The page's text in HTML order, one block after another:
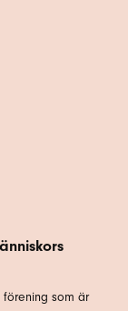
som är